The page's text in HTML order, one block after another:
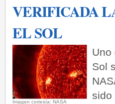
VERIFICADA
EL SOL
Imagen cortesía: NASA
Uno
Sol
sido